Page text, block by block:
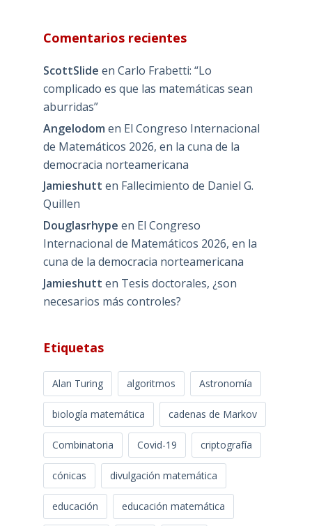
Comentarios recientes
ScottSlide en Carlo Frabetti: “Lo
complicado es que las matemáticas sean
aburridas”
Angelodom en El Congreso Internacional
de Matemáticos 2026, en la cuna de la
democracia norteamericana
Jamieshutt en Fallecimiento de Daniel G.
Quillen
Douglasrhype en El Congreso
Internacional de Matemáticos 2026, en la
cuna de la democracia norteamericana
Jamieshutt en Tesis doctorales, ¿son
necesarios más controles?
Etiquetas
Alan Turing algoritmos Astronomía
biología matemática cadenas de Markov
Combinatoria Covid-19 criptografía
cónicas divulgación matemática
educación educación matemática